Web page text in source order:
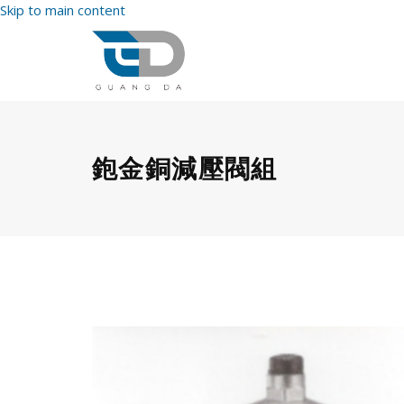
Skip to main content
鉋金銅減壓閥組